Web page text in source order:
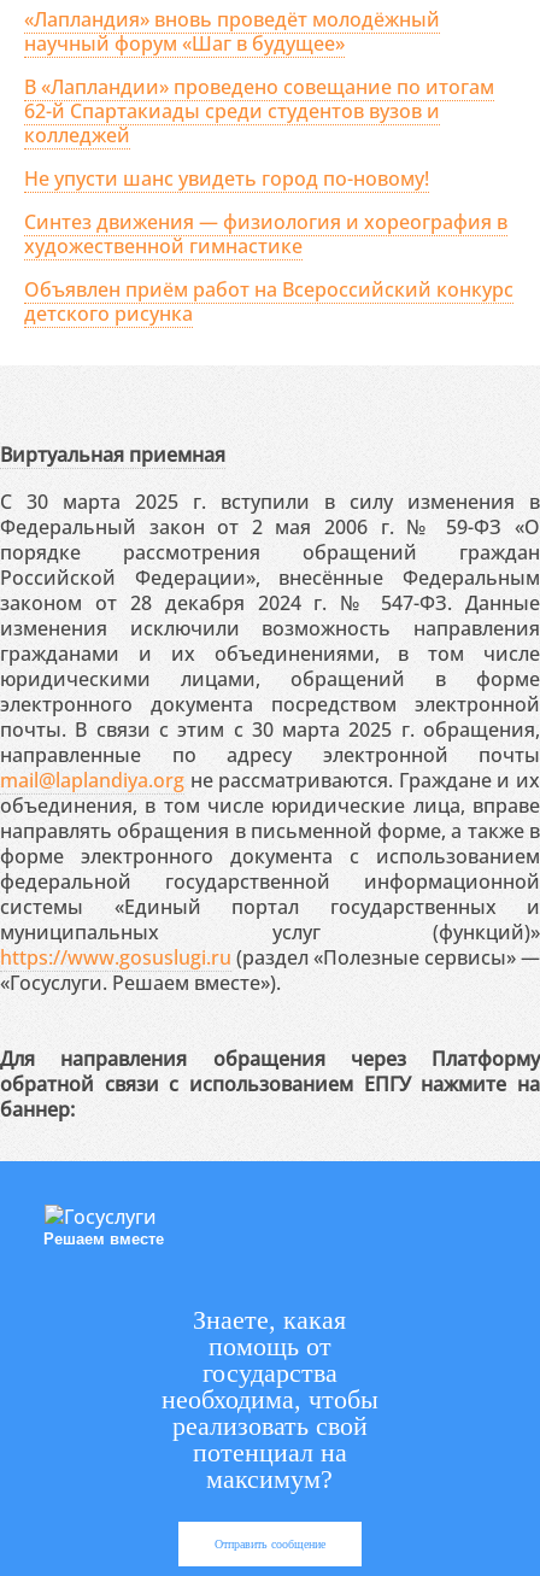
«Лапландия» вновь проведёт молодёжный
научный форум «Шаг в будущее»
В «Лапландии» проведено совещание по итогам
62-й Спартакиады среди студентов вузов и
колледжей
Не упусти шанс увидеть город по-новому!
Синтез движения — физиология и хореография в
художественной гимнастике
Объявлен приём работ на Всероссийский конкурс
детского рисунка
Виртуальная приемная
С 30 марта 2025 г. вступили в силу изменения в
Федеральный закон от 2 мая 2006 г. № 59-ФЗ «О
порядке рассмотрения обращений граждан
Российской Федерации», внесённые Федеральным
законом от 28 декабря 2024 г. № 547-ФЗ. Данные
изменения исключили возможность направления
гражданами и их объединениями, в том числе
юридическими лицами, обращений в форме
электронного документа посредством электронной
почты. В связи с этим с 30 марта 2025 г. обращения,
направленные по адресу электронной почты
mail@laplandiya.org не рассматриваются. Граждане и их
объединения, в том числе юридические лица, вправе
направлять обращения в письменной форме, а также в
форме электронного документа с использованием
федеральной государственной информационной
системы «Единый портал государственных и
муниципальных услуг (функций)»
https://www.gosuslugi.ru (раздел «Полезные сервисы» —
«Госуслуги. Решаем вместе»).
Для направления обращения через Платформу
обратной связи с использованием ЕПГУ нажмите на
баннер:
Решаем вместе
Знаете, какая
помощь от
государства
необходима, чтобы
реализовать свой
потенциал на
максимум?
Отправить сообщение